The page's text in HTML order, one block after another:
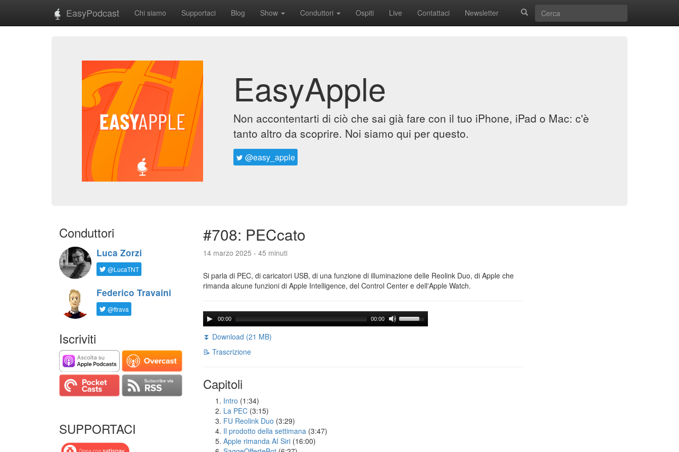
EasyPodcast Chi siamo Supportaci Blog Show Conduttori Ospiti Live Contattaci Newsletter
EasyApple
Non accontentarti di ciò che sai già fare con il tuo iPhone, iPad o Mac: c'è
tanto altro da scoprire. Noi siamo qui per questo.
@easy_apple
Conduttori
Luca Zorzi
@LucaTNT
Federico Travaini
@ftrava
Iscriviti
SUPPORTACI
#708: PECcato
14 marzo 2025 - 45 minuti
Si parla di PEC, di caricatori USB, di una funzione di illuminazione delle Reolink Duo, di Apple che
rimanda alcune funzioni di Apple Intelligence, del Control Center e dell'Apple Watch.
00:00 00:00
⏬ Download (21 MB)
📝 Trascrizione
Capitoli
Intro (1:34)
La PEC (3:15)
FU Reolink Duo (3:29)
Il prodotto della settimana (3:47)
Apple rimanda AI Siri (16:00)